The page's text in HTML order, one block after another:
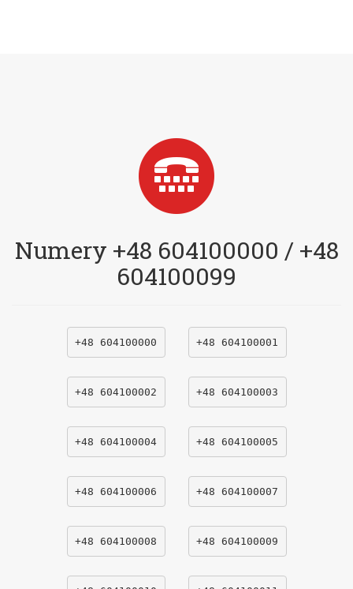
Numery +48 604100000 / +48
604100099
+48 604100000 +48 604100001
+48 604100002 +48 604100003
+48 604100004 +48 604100005
+48 604100006 +48 604100007
+48 604100008 +48 604100009